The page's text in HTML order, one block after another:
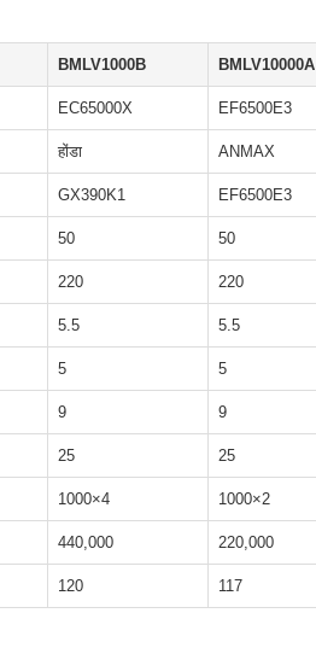
BMLV1000B BMLV10000A
EC65000X EF6500E3
होंडा ANMAX
GX390K1 EF6500E3
50 50
220 220
5.5 5.5
5 5
9 9
25 25
1000×4 1000×2
440,000 220,000
120 117